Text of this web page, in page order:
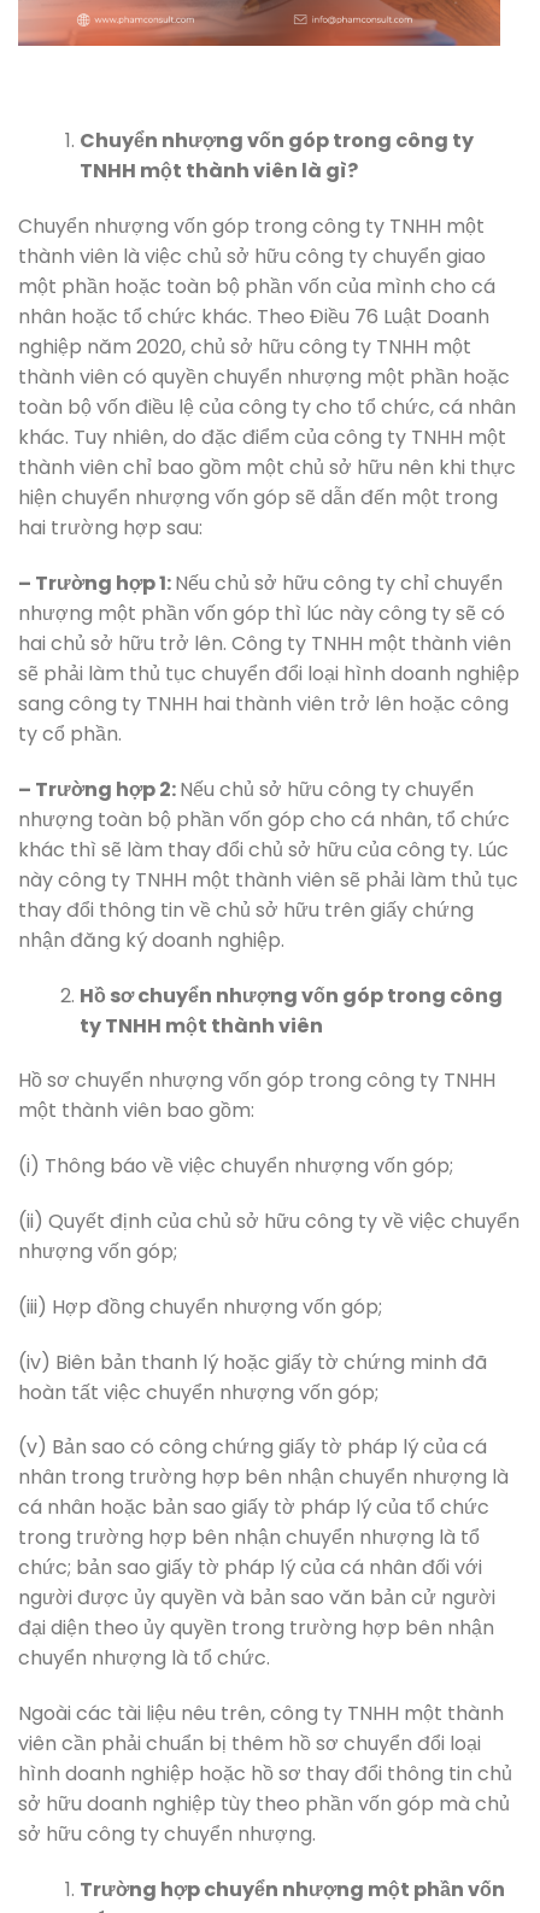
Chuyển nhượng vốn góp trong công ty
TNHH một thành viên là gì?
Chuyển nhượng vốn góp trong công ty TNHH một
thành viên là việc chủ sở hữu công ty chuyển giao
một phần hoặc toàn bộ phần vốn của mình cho cá
nhân hoặc tổ chức khác. Theo Điều 76 Luật Doanh
nghiệp năm 2020, chủ sở hữu công ty TNHH một
thành viên có quyền chuyển nhượng một phần hoặc
toàn bộ vốn điều lệ của công ty cho tổ chức, cá nhân
khác. Tuy nhiên, do đặc điểm của công ty TNHH một
thành viên chỉ bao gồm một chủ sở hữu nên khi thực
hiện chuyển nhượng vốn góp sẽ dẫn đến một trong
hai trường hợp sau:
– Trường hợp 1:Nếu chủ sở hữu công ty chỉ chuyển
nhượng một phần vốn góp thì lúc này công ty sẽ có
hai chủ sở hữu trở lên. Công ty TNHH một thành viên
sẽ phải làm thủ tục chuyển đổi loại hình doanh nghiệp
sang công ty TNHH hai thành viên trở lên hoặc công
ty cổ phần.
– Trường hợp 2:Nếu chủ sở hữu công ty chuyển
nhượng toàn bộ phần vốn góp cho cá nhân, tổ chức
khác thì sẽ làm thay đổi chủ sở hữu của công ty. Lúc
này công ty TNHH một thành viên sẽ phải làm thủ tục
thay đổi thông tin về chủ sở hữu trên giấy chứng
nhận đăng ký doanh nghiệp.
Hồ sơ chuyển nhượng vốn góp trong công
ty TNHH một thành viên
Hồ sơ chuyển nhượng vốn góp trong công ty TNHH
một thành viên bao gồm:
(i) Thông báo về việc chuyển nhượng vốn góp;
(ii) Quyết định của chủ sở hữu công ty về việc chuyển
nhượng vốn góp;
(iii) Hợp đồng chuyển nhượng vốn góp;
(iv) Biên bản thanh lý hoặc giấy tờ chứng minh đã
hoàn tất việc chuyển nhượng vốn góp;
(v) Bản sao có công chứng giấy tờ pháp lý của cá
nhân trong trường hợp bên nhận chuyển nhượng là
cá nhân hoặc bản sao giấy tờ pháp lý của tổ chức
trong trường hợp bên nhận chuyển nhượng là tổ
chức; bản sao giấy tờ pháp lý của cá nhân đối với
người được ủy quyền và bản sao văn bản cử người
đại diện theo ủy quyền trong trường hợp bên nhận
chuyển nhượng là tổ chức.
Ngoài các tài liệu nêu trên, công ty TNHH một thành
viên cần phải chuẩn bị thêm hồ sơ chuyển đổi loại
hình doanh nghiệp hoặc hồ sơ thay đổi thông tin chủ
sở hữu doanh nghiệp tùy theo phần vốn góp mà chủ
sở hữu công ty chuyển nhượng.
Trường hợp chuyển nhượng một phần vốn